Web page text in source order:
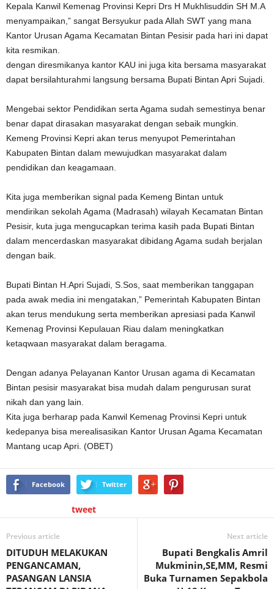
Kepala Kanwil Kemenag Provinsi Kepri Drs H Mukhlisuddin SH M.A
menyampaikan,” sangat Bersyukur pada Allah SWT yang mana
Kantor Urusan Agama Kecamatan Bintan Pesisir pada hari ini dapat
kita resmikan.
dengan diresmikanya kantor KAU ini juga kita bersama masyarakat
dapat bersilahturahmi langsung bersama Bupati Bintan Apri Sujadi.
Mengebai sektor Pendidikan serta Agama sudah semestinya benar
benar dapat dirasakan masyarakat dengan sebaik mungkin.
Kemeng Provinsi Kepri akan terus menyupot Pemerintahan
Kabupaten Bintan dalam mewujudkan masyarakat dalam
pendidikan dan keagamaan.
Kita juga memberikan signal pada Kemeng Bintan untuk
mendirikan sekolah Agama (Madrasah) wilayah Kecamatan Bintan
Pesisir, kuta juga mengucapkan terima kasih pada Bupati Bintan
dalam mencerdaskan masyarakat dibidang Agama sudah berjalan
dengan baik.
Bupati Bintan H.Apri Sujadi, S.Sos, saat memberikan tanggapan
pada awak media ini mengatakan,” Pemerintah Kabupaten Bintan
akan terus mendukung serta memberikan apresiasi pada Kanwil
Kemenag Provinsi Kepulauan Riau dalam meningkatkan
ketaqwaan masyarakat dalam beragama.
Dengan adanya Pelayanan Kantor Urusan agama di Kecamatan
Bintan pesisir masyarakat bisa mudah dalam pengurusan surat
nikah dan yang lain.
Kita juga berharap pada Kanwil Kemenag Provinsi Kepri untuk
kedepanya bisa merealisasikan Kantor Urusan Agama Kecamatan
Mantang ucap Apri. (OBET)
Facebook Twitter
tweet
Previous article
DITUDUH MELAKUKAN
PENGANCAMAN,
PASANGAN LANSIA
Next article
Bupati Bengkalis Amril
Mukminin,SE,MM, Resmi
Buka Turnamen Sepakbola